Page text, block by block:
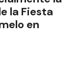
la Fiesta
en